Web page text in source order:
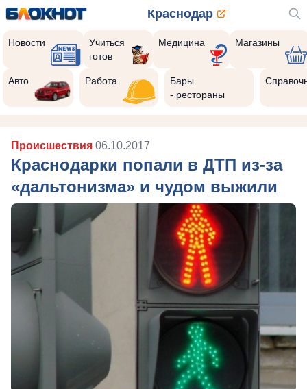
Краснодар
Новости
Учиться
готов
Медицина Магазины
Авто Работа
Бары
- рестораны
Происшествия 06.10.2017
Краснодарки попали в ДТП из-за
«дальтонизма» и чудом выжили